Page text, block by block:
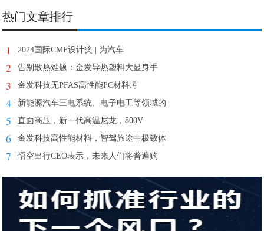
热门文章排行
1 2024国际CMF设计奖 | 为汽车
2 告别散热难题：金发导热塑料大显身手
3 金发科技无PFAS高性能PC材料:引
4 新能源汽车三电系统、电子电工等领域的
5 直面高压，新一代高温尼龙，800V
6 金发科技高性能材料，智驾旅途中极致体
7 悟空出行CEO表示，未来人们将普遍购